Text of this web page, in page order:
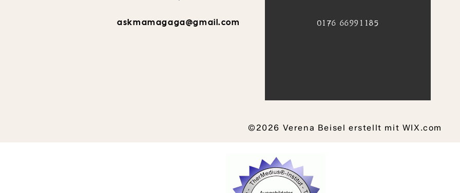
askmamagaga@gmail.com ​0176 66991185
©2026 Verena Beisel erstellt mit WIX.com